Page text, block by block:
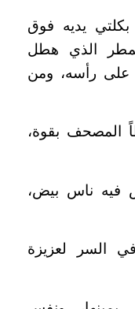
يديه فوق
الذي هطل
على رأسه، ومن
المصحف بقوة،
فيه ناس بيض،
السر لعزيزة